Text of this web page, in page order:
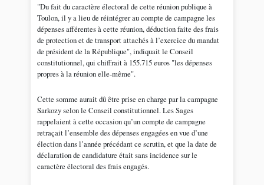
"Du fait du caractère électoral de cette réunion publique à
Toulon, il y a lieu de réintégrer au compte de campagne les
dépenses afférentes à cette réunion, déduction faite des frais
de protection et de transport attachés à l’exercice du mandat
de président de la République", indiquait le Conseil
constitutionnel, qui chiffrait à 155.715 euros "les dépenses
propres à la réunion elle-même".
Cette somme aurait dû être prise en charge par la campagne
Sarkozy selon le Conseil constitutionnel. Les Sages
rappelaient à cette occasion qu’un compte de campagne
retraçait l’ensemble des dépenses engagées en vue d’une
élection dans l’année précédant ce scrutin, et que la date de
déclaration de candidature était sans incidence sur le
caractère électoral des frais engagés.